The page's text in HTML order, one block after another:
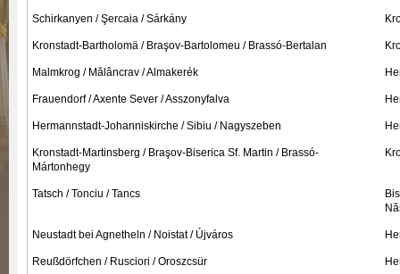
Schirkanyen / Şercaia / Sárkány
Kronstadt-Bartholomä / Braşov-Bartolomeu / Brassó-Bertalan
Malmkrog / Mălâncrav / Almakerék
Frauendorf / Axente Sever / Asszonyfalva
Hermannstadt-Johanniskirche / Sibiu / Nagyszeben
Kronstadt-Martinsberg / Braşov-Biserica Sf. Martin / Brassó-
Mártonhegy
Tatsch / Tonciu / Tancs
Neustadt bei Agnetheln / Noistat / Újváros
Reußdörfchen / Rusciori / Oroszcsür